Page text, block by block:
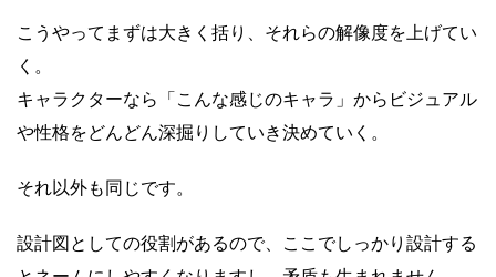
こうやってまずは大きく括り、それらの解像度を上げてい
く。
キャラクターなら「こんな感じのキャラ」からビジュアル
や性格をどんどん深掘りしていき決めていく。
それ以外も同じです。
設計図としての役割があるので、ここでしっかり設計する